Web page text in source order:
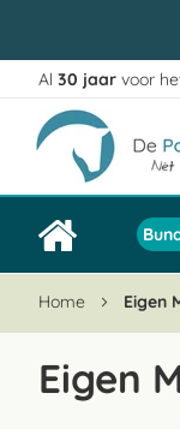
Ga
naar
de
inhoud
Al 30 jaar voor
Home Eigen
Eigen